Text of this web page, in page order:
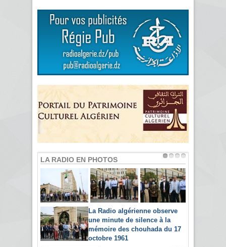
LA RADIO EN PHOTOS
La Radio algérienne observe
une minute de silence à la
mémoire des chouhada du 17
octobre 1961